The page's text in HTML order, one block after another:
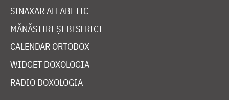
SINAXAR ALFABETIC
MĂNĂSTIRI ȘI BISERICI
CALENDAR ORTODOX
WIDGET DOXOLOGIA
RADIO DOXOLOGIA